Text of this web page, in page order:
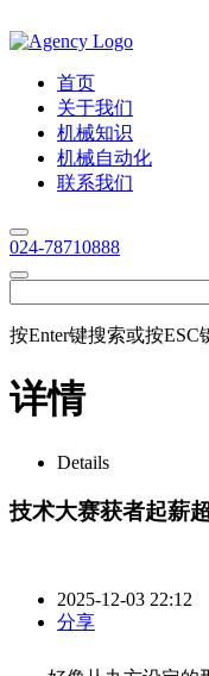
首页
关于我们
机械知识
机械自动化
联系我们
024-78710888
按Enter键搜索或按ESC
详情
Details
技术大赛获者起薪
2025-12-03 22:12
分享